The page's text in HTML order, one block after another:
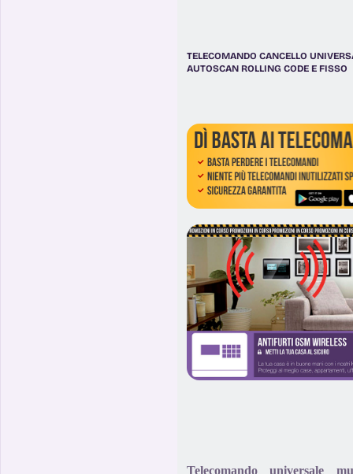
TELECOMANDO CANCELLO
AUTOSCAN ROLLING CODE E FISSO
Telecomando universale